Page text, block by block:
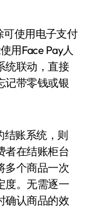
可使用电子支付
用Face Pay人
统联动，直接
记带零钱或银
结账系统，则
者在结账柜台
多个商品一次
度。无需逐一
确认商品的效